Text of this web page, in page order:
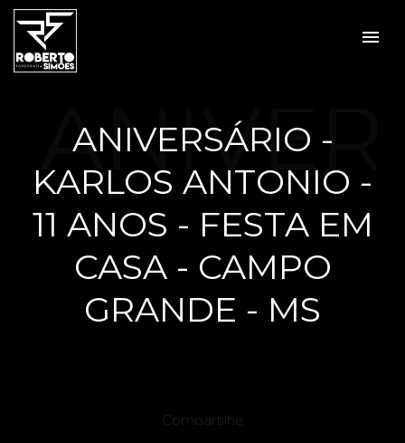
menu
ANIVERSÁRIO -
KARLOS ANTONIO -
11 ANOS - FESTA EM
CASA - CAMPO
GRANDE - MS
ANIVER
SÁRIO -
KARLO
Compartilhe